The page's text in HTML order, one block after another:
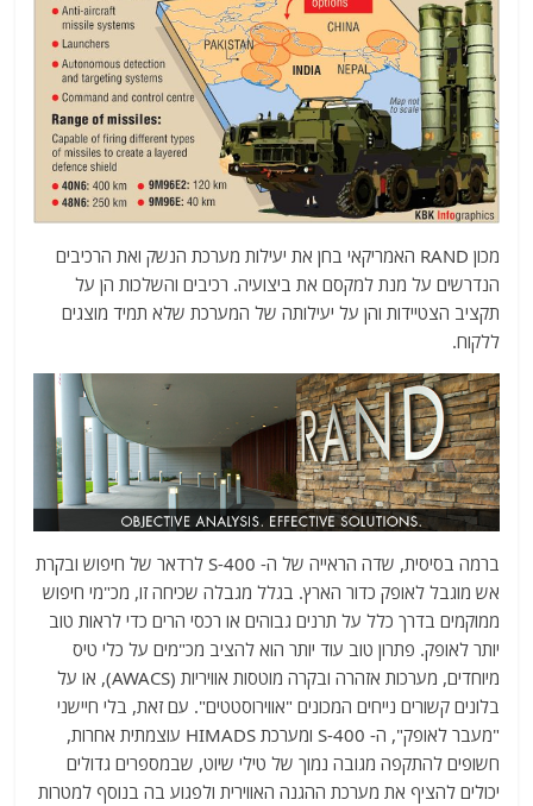
מכון RAND האמריקאי בחן את יעילות מערכת הנשק ואת הרכיבים
הנדרשים על מנת למקסם את ביצועיה. רכיבים והשלכות הן על
תקציב הצטיידות והן על יעילותה של המערכת שלא תמיד מוצגים
ללקוח.
ברמה בסיסית, שדה הראייה של ה- S-400 לרדאר של חיפוש ובקרת
אש מוגבל לאופק כדור הארץ. בגלל מגבלה שכיחה זו, מכ"מי חיפוש
ממוקמים בדרך כלל על תרנים גבוהים או רכסי הרים כדי לראות טוב
יותר לאופק. פתרון טוב עוד יותר הוא להציב מכ"מים על כלי טיס
מיוחדים, מערכות אזהרה ובקרה מוטסות אוויריות (AWACS), או על
בלונים קשורים נייחים המכונים "אווירוסטטים". עם זאת, בלי חיישני
"מעבר לאופק", ה- S-400 ומערכת HIMADS עוצמתית אחרות,
חשופים להתקפה מגובה נמוך של טילי שיוט, שבמספרים גדולים
יכולים להציף את מערכת ההגנה האווירית ולפגוע בה בנוסף למטרות